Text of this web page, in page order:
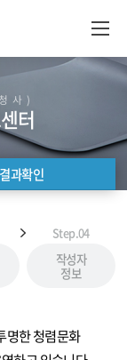
사)
터
결과확인
Step.04
작성자
정보
명한 청렴문화